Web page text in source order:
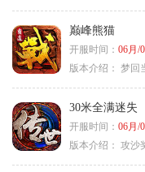
巅峰熊猫
开服时间： 06月/
版本介绍： 梦回
30米全满迷失
开服时间： 06月/
版本介绍： 攻沙